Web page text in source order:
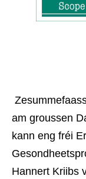
am groussen
kann eng fréi
Hannert Kriibs